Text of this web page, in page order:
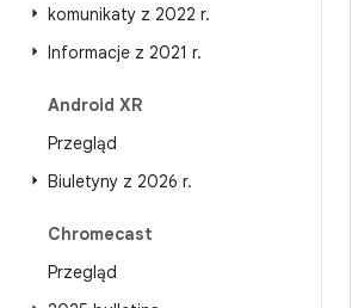
komunikaty z 2022 r.
Informacje z 2021 r.
Android XR
Przegląd
Biuletyny z 2026 r.
Chromecast
Przegląd